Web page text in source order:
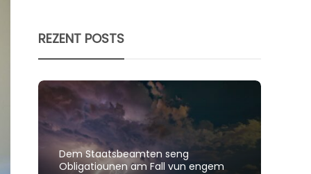
REZENT POSTS
Dem Staatsbeamten seng
Obligatiounen am Fall vun engem